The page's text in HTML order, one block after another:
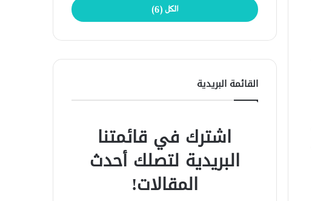
الكل (6)
القائمة البريدية
اشترك في قائمتنا
البريدية لتصلك أحدث
المقالات!